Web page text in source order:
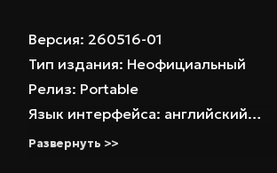
Версия: 260516-01
Тип издания: Неофициальный
Релиз: Portable
Язык интерфейса: английский
Язык озвучки: финский
Развернуть >>